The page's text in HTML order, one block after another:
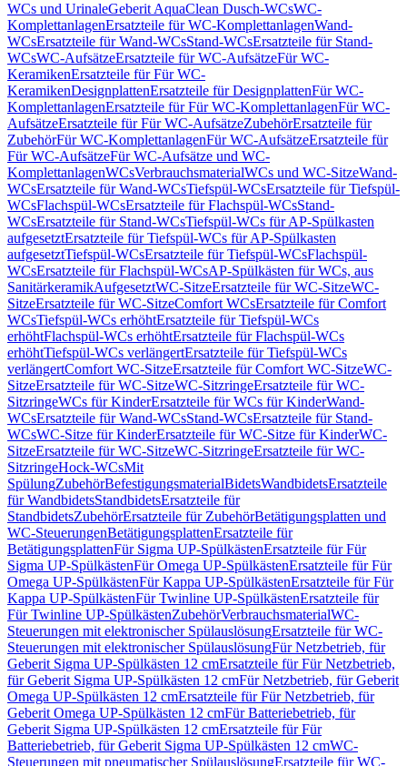
WCs und UrinaleGeberit AquaClean Dusch-WCsWC-
KomplettanlagenErsatzteile für WC-KomplettanlagenWand-
WCsErsatzteile für Wand-WCsStand-WCsErsatzteile für Stand-
WCsWC-AufsätzeErsatzteile für WC-AufsätzeFür WC-
KeramikenErsatzteile für Für WC-
KeramikenDesignplattenErsatzteile für DesignplattenFür WC-
KomplettanlagenErsatzteile für Für WC-KomplettanlagenFür WC-
AufsätzeErsatzteile für Für WC-AufsätzeZubehörErsatzteile für
ZubehörFür WC-KomplettanlagenFür WC-AufsätzeErsatzteile für
Für WC-AufsätzeFür WC-Aufsätze und WC-
KomplettanlagenWCsVerbrauchsmaterialWCs und WC-SitzeWand-
WCsErsatzteile für Wand-WCsTiefspül-WCsErsatzteile für Tiefspül-
WCsFlachspül-WCsErsatzteile für Flachspül-WCsStand-
WCsErsatzteile für Stand-WCsTiefspül-WCs für AP-Spülkasten
aufgesetztErsatzteile für Tiefspül-WCs für AP-Spülkasten
aufgesetztTiefspül-WCsErsatzteile für Tiefspül-WCsFlachspül-
WCsErsatzteile für Flachspül-WCsAP-Spülkästen für WCs, aus
SanitärkeramikAufgesetztWC-SitzeErsatzteile für WC-SitzeWC-
SitzeErsatzteile für WC-SitzeComfort WCsErsatzteile für Comfort
WCsTiefspül-WCs erhöhtErsatzteile für Tiefspül-WCs
erhöhtFlachspül-WCs erhöhtErsatzteile für Flachspül-WCs
erhöhtTiefspül-WCs verlängertErsatzteile für Tiefspül-WCs
verlängertComfort WC-SitzeErsatzteile für Comfort WC-SitzeWC-
SitzeErsatzteile für WC-SitzeWC-SitzringeErsatzteile für WC-
SitzringeWCs für KinderErsatzteile für WCs für KinderWand-
WCsErsatzteile für Wand-WCsStand-WCsErsatzteile für Stand-
WCsWC-Sitze für KinderErsatzteile für WC-Sitze für KinderWC-
SitzeErsatzteile für WC-SitzeWC-SitzringeErsatzteile für WC-
SitzringeHock-WCsMit
SpülungZubehörBefestigungsmaterialBidetsWandbidetsErsatzteile
für WandbidetsStandbidetsErsatzteile für
StandbidetsZubehörErsatzteile für ZubehörBetätigungsplatten und
WC-SteuerungenBetätigungsplattenErsatzteile für
BetätigungsplattenFür Sigma UP-SpülkästenErsatzteile für Für
Sigma UP-SpülkästenFür Omega UP-SpülkästenErsatzteile für Für
Omega UP-SpülkästenFür Kappa UP-SpülkästenErsatzteile für Für
Kappa UP-SpülkästenFür Twinline UP-SpülkästenErsatzteile für
Für Twinline UP-SpülkästenZubehörVerbrauchsmaterialWC-
Steuerungen mit elektronischer SpülauslösungErsatzteile für WC-
Steuerungen mit elektronischer SpülauslösungFür Netzbetrieb, für
Geberit Sigma UP-Spülkästen 12 cmErsatzteile für Für Netzbetrieb,
für Geberit Sigma UP-Spülkästen 12 cmFür Netzbetrieb, für Geberit
Omega UP-Spülkästen 12 cmErsatzteile für Für Netzbetrieb, für
Geberit Omega UP-Spülkästen 12 cmFür Batteriebetrieb, für
Geberit Sigma UP-Spülkästen 12 cmErsatzteile für Für
Batteriebetrieb, für Geberit Sigma UP-Spülkästen 12 cmWC-
Steuerungen mit pneumatischer SpülauslösungErsatzteile für WC-